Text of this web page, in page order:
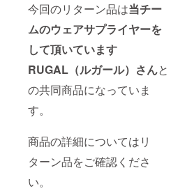
今回のリターン品は当チー
ムのウェアサプライヤーを
して頂いています
RUGAL（ルガール）さんと
の共同商品になっていま
す。
商品の詳細についてはリ
ターン品をご確認くださ
い。